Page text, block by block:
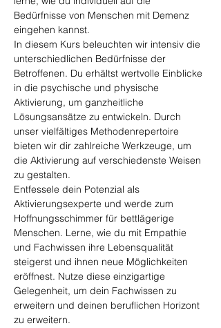
Bedürfnisse von Menschen mit Demenz
eingehen kannst.
In diesem Kurs beleuchten wir intensiv die
unterschiedlichen Bedürfnisse der
Betroffenen. Du erhältst wertvolle Einblicke
in die psychische und physische
Aktivierung, um ganzheitliche
Lösungsansätze zu entwickeln. Durch
unser vielfältiges Methodenrepertoire
bieten wir dir zahlreiche Werkzeuge, um
die Aktivierung auf verschiedenste Weisen
zu gestalten.
Entfessele dein Potenzial als
Aktivierungsexperte und werde zum
Hoffnungsschimmer für bettlägerige
Menschen. Lerne, wie du mit Empathie
und Fachwissen ihre Lebensqualität
steigerst und ihnen neue Möglichkeiten
eröffnest. Nutze diese einzigartige
Gelegenheit, um dein Fachwissen zu
erweitern und deinen beruflichen Horizont
zu erweitern.